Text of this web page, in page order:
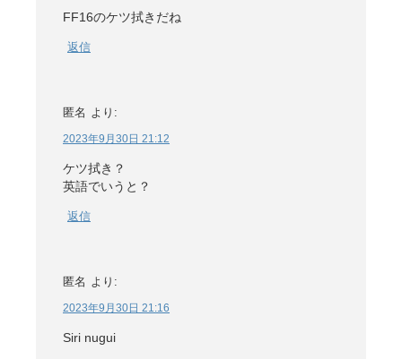
FF16のケツ拭きだね
返信
匿名 より:
2023年9月30日 21:12
ケツ拭き？
英語でいうと？
返信
匿名 より:
2023年9月30日 21:16
Siri nugui